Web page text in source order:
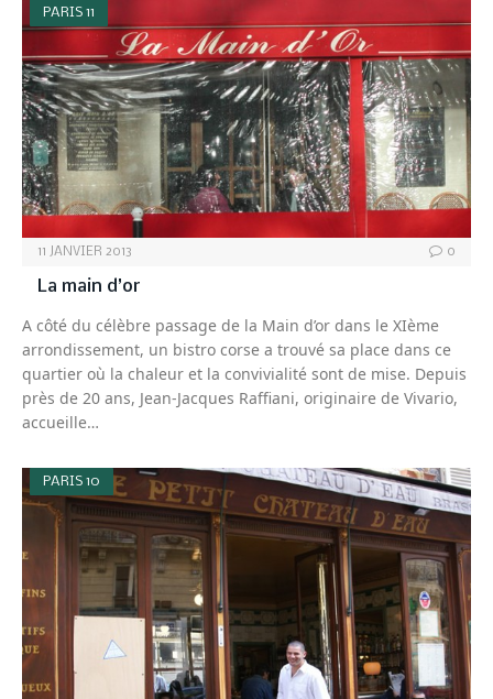
PARIS 11
11 JANVIER 2013 0
La main d’or
A côté du célèbre passage de la Main d’or dans le XIème
arrondissement, un bistro corse a trouvé sa place dans ce
quartier où la chaleur et la convivialité sont de mise. Depuis
près de 20 ans, Jean-Jacques Raffiani, originaire de Vivario,
accueille…
PARIS 10